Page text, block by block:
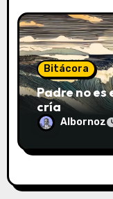
Bitácora
Padre no es
cría
Albornoz